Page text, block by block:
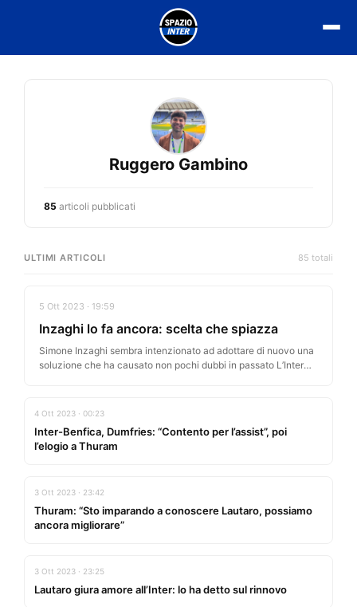
Ruggero Gambino
85 articoli pubblicati
ULTIMI ARTICOLI 85 totali
5 Ott 2023 · 19:59
Inzaghi lo fa ancora: scelta che spiazza
Simone Inzaghi sembra intenzionato ad adottare di nuovo una
soluzione che ha causato non pochi dubbi in passato L’Inter
4 Ott 2023 · 00:23
Inter-Benfica, Dumfries: “Contento per l’assist”, poi
l’elogio a Thuram
3 Ott 2023 · 23:42
Thuram: “Sto imparando a conoscere Lautaro, possiamo
ancora migliorare”
3 Ott 2023 · 23:25
Lautaro giura amore all’Inter: lo ha detto sul rinnovo